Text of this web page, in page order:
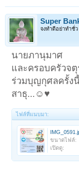
Super
จงทำดีอย่าทำชั่ว
นายภานุมาศ
และครอบครัวจ
ร่วมบุญกุศลครั้ง
สาธุ...☺️♥️
ไฟล์ที่แนบมา:
ขนาดไฟล์:
เปิดดู: